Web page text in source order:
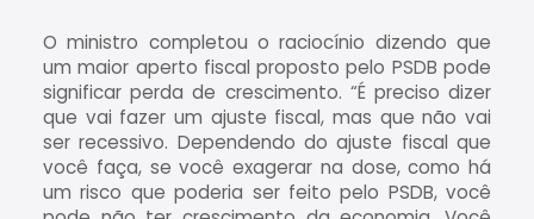
O ministro completou o raciocínio dizendo que
um maior aperto fiscal proposto pelo PSDB pode
significar perda de crescimento. “É preciso dizer
que vai fazer um ajuste fiscal, mas que não vai
ser recessivo. Dependendo do ajuste fiscal que
você faça, se você exagerar na dose, como há
um risco que poderia ser feito pelo PSDB, você